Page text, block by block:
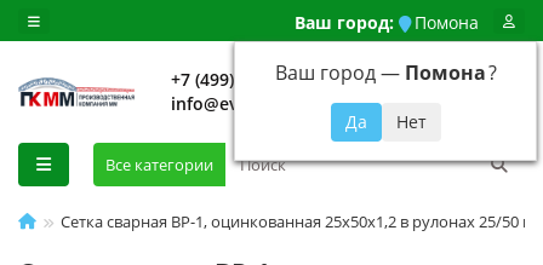
Ваш город: Помона
Ваш город — Помона?
+7 (499) 648-92-94
info@evroshtaketnikmoskva.ru
Все категории
Сетка сварная ВР-1, оцинкованная 25х50х1,2 в рулонах 25/50 м